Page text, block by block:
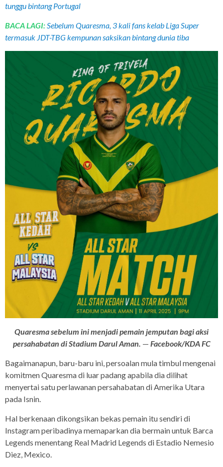
tunggu bintang Portugal
BACA LAGI: Sebelum Quaresma, 3 kali fans kelab Liga Super
termasuk JDT-TBG kempunan saksikan bintang dunia tiba
Quaresma sebelum ini menjadi pemain jemputan bagi aksi
persahabatan di Stadium Darul Aman. — Facebook/KDA FC
Bagaimanapun, baru-baru ini, persoalan mula timbul mengenai
komitmen Quaresma di luar padang apabila dia dilihat
menyertai satu perlawanan persahabatan di Amerika Utara
pada Isnin.
Hal berkenaan dikongsikan bekas pemain itu sendiri di
Instagram peribadinya memaparkan dia bermain untuk Barca
Legends menentang Real Madrid Legends di Estadio Nemesio
Diez, Mexico.